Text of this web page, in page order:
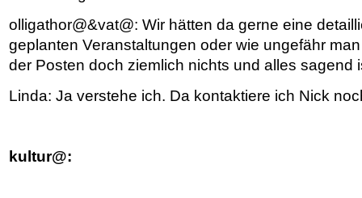
olligathor@&vat@: Wir hätten da gerne eine
geplanten Veranstaltungen oder wie ungefähr
der Posten doch ziemlich nichts und alles sagend
Linda: Ja verstehe ich. Da kontaktiere ich Nick
kultur@: